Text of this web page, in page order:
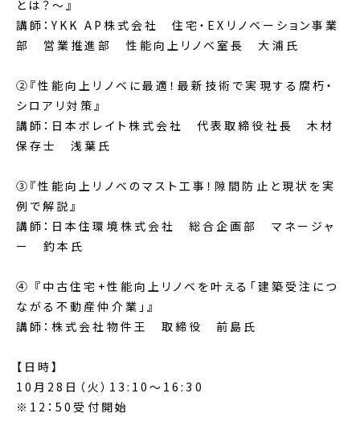
とは？～』
講師：YKK AP株式会社 住宅・EXリノベーション事業
部 営業推進部 性能向上リノベ室長 大浦氏
②『性能向上リノベに最適！最新技術で実現する腐朽・
シロアリ対策』
講師：日本ボレイト株式会社 代表取締役社長 木材
保存士 浅葉氏
③『性能向上リノベのマスト工事！隙間防止と現状を実
例で解説』
講師：日本住環境株式会社 総合企画部 マネージャ
ー 釣本氏
④ 『中古住宅+性能向上リノベを叶える「建築受注につ
ながる不動産仲介業」』
講師：株式会社物件王 取締役 前島氏
【日時】
10月28日（火）13:10～16:30
※12：50受付開始